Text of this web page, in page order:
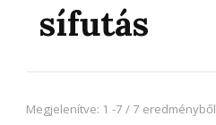
sífutás
Megjelenítve: 1 -7 / 7 eredményből